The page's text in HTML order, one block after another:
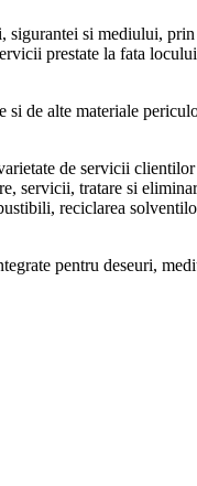
si mediului,
prestate la fata
de alte materiale
de servicii
servicii, tratare si
reciclarea
pentru deseuri,